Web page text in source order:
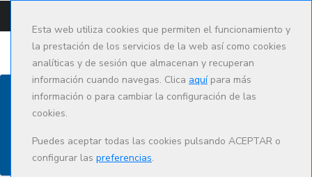
Esta web utiliza cookies que permiten el funcionamiento y
la prestación de los servicios de la web así como cookies
analíticas y de sesión que almacenan y recuperan
información cuando navegas. Clica aquípara más
información o para cambiar la configuración de las
cookies.
Puedes aceptar todas las cookies pulsando ACEPTAR o
configurar las preferencias.
Actualidad